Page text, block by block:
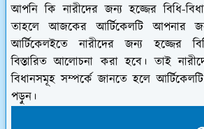
আপনি কি নারীদের জন্য হজ্জের বিধি-
তাহলে আজকের আর্টিকেলটি আপনার
আর্টিকেলইতে নারীদের জন্য হজ্জের
বিস্তারিত আলোচনা করা হবে। তাই
বিধানসমূহ সম্পর্কে জানতে হলে
পড়ুন।